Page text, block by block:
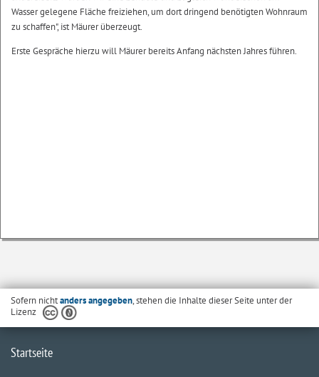
Wasser gelegene Fläche freiziehen, um dort dringend benötigten Wohnraum
zu schaffen", ist Mäurer überzeugt.
Erste Gespräche hierzu will Mäurer bereits Anfang nächsten Jahres führen.
Sofern nichtanders angegeben, stehen die Inhalte dieser Seite unter der
Lizenz
Startseite